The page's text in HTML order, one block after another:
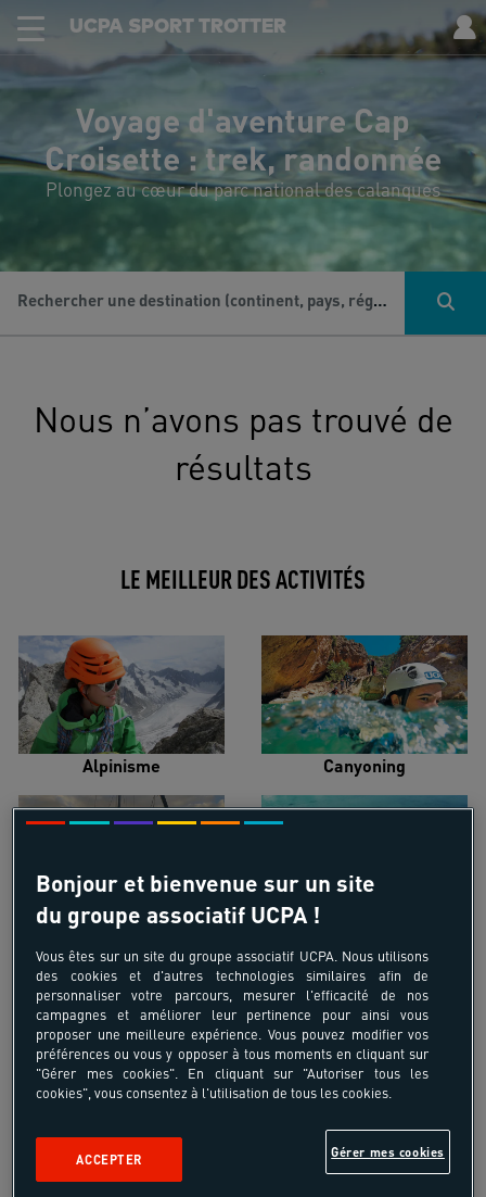
UCPA SPORT TROTTER
Voyage d'aventure Cap
Croisette : trek, randonnée
Plongez au cœur du parc national des calanques
Rechercher une destination (continent, pays, région...), une activité...
Nous n’avons pas trouvé de
résultats
LE MEILLEUR DES ACTIVITÉS
Alpinisme Canyoning
Croisière voilier Kayak de mer
Trail Trek-Randonnée pédestre
Bonjour et bienvenue sur un site
du groupe associatif UCPA !
Vous êtes sur un site du groupe associatif UCPA. Nous utilisons
des cookies et d'autres technologies similaires afin de
personnaliser votre parcours, mesurer l'efficacité de nos
campagnes et améliorer leur pertinence pour ainsi vous
proposer une meilleure expérience. Vous pouvez modifier vos
préférences ou vous y opposer à tous moments en cliquant sur
"Gérer mes cookies". En cliquant sur "Autoriser tous les
cookies", vous consentez à l'utilisation de tous les cookies.
Gérer mes cookies
ACCEPTER